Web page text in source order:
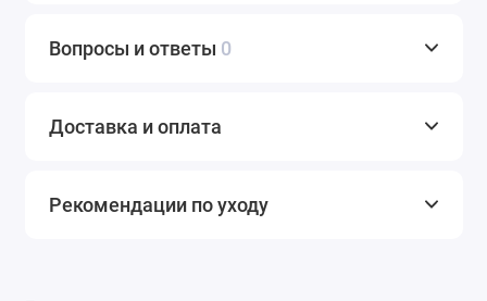
Вопросы и ответы 0
Доставка и оплата
Рекомендации по уходу